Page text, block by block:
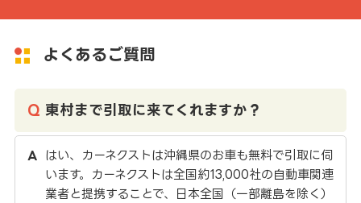
よくあるご質問
東村まで引取に来てくれますか？
はい、カーネクストは沖縄県のお車も無料で引取に伺
います。カーネクストは全国約13,000社の自動車関連
業者と提携することで、日本全国（一部離島を除く）